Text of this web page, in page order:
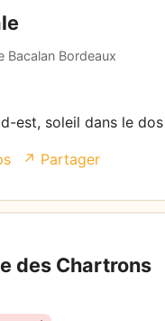
Bacalan Bordeaux
est, soleil dans le
↗ Partager
des Chartrons